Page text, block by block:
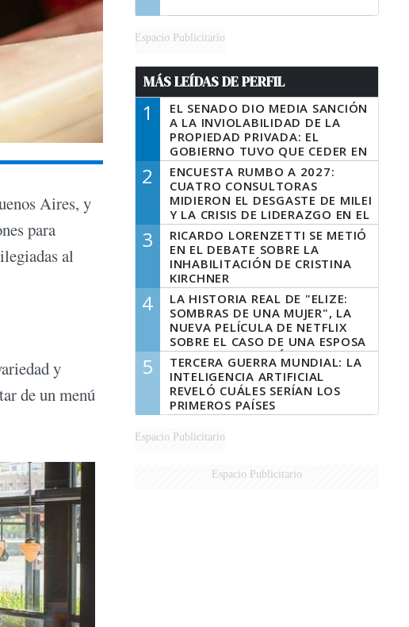
Aires, y
para
al
y
de un menú
Espacio Publicitario
MÁS LEÍDAS DE PERFIL
1
EL SENADO DIO MEDIA SANCIÓN
A LA INVIOLABILIDAD DE LA
PROPIEDAD PRIVADA: EL
GOBIERNO TUVO QUE CEDER EN
LA LEY DEL MANEJO DEL FUEGO
2
ENCUESTA RUMBO A 2027:
CUATRO CONSULTORAS
MIDIERON EL DESGASTE DE MILEI
Y LA CRISIS DE LIDERAZGO EN EL
PERONISMO
3
RICARDO LORENZETTI SE METIÓ
EN EL DEBATE SOBRE LA
INHABILITACIÓN DE CRISTINA
KIRCHNER
4
LA HISTORIA REAL DE "ELIZE:
SOMBRAS DE UNA MUJER", LA
NUEVA PELÍCULA DE NETFLIX
SOBRE EL CASO DE UNA ESPOSA
QUE DESCUARTIZÓ A SU
MARIDO
5
TERCERA GUERRA MUNDIAL: LA
INTELIGENCIA ARTIFICIAL
REVELÓ CUÁLES SERÍAN LOS
PRIMEROS PAÍSES
LATINOAMERICANOS EN SER
DERROTADOS
Espacio Publicitario
Espacio Publicitario